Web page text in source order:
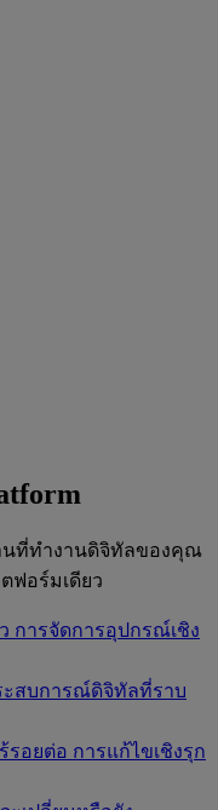
นที่ทำงานดิจิทัลของคุณ
ฟอร์มเดียว
การจัดการอุปกรณ์เชิง
ะสบการณ์ดิจิทัลที่ราบ
รอยต่อ การแก้ไขเชิงรุก